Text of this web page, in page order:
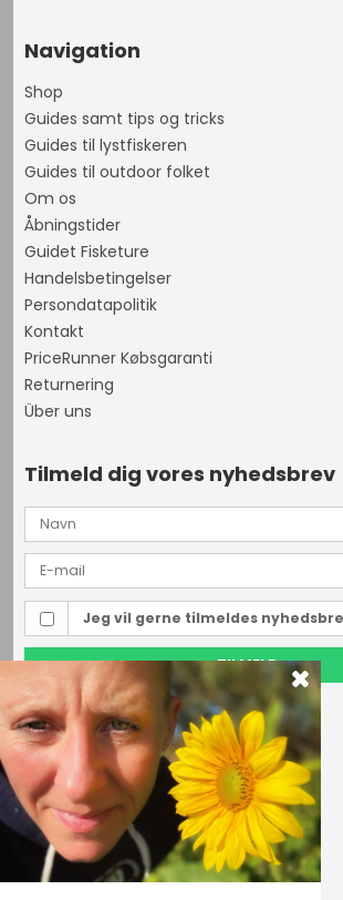
Navigation
Shop
Guides samt tips og tricks
Guides til lystfiskeren
Guides til outdoor folket
Om os
Åbningstider
Guidet Fisketure
Handelsbetingelser
Persondatapolitik
Kontakt
PriceRunner Købsgaranti
Returnering
Über uns
Tilmeld dig vores nyhedsbrev
Jeg vil gerne tilmeldes
TILMELD
Outdoor i Centrum
Perlegade 44
6400 Sønderborg, Danmark
Telefonnr.
(+45) 74 43 53 55
E-mail